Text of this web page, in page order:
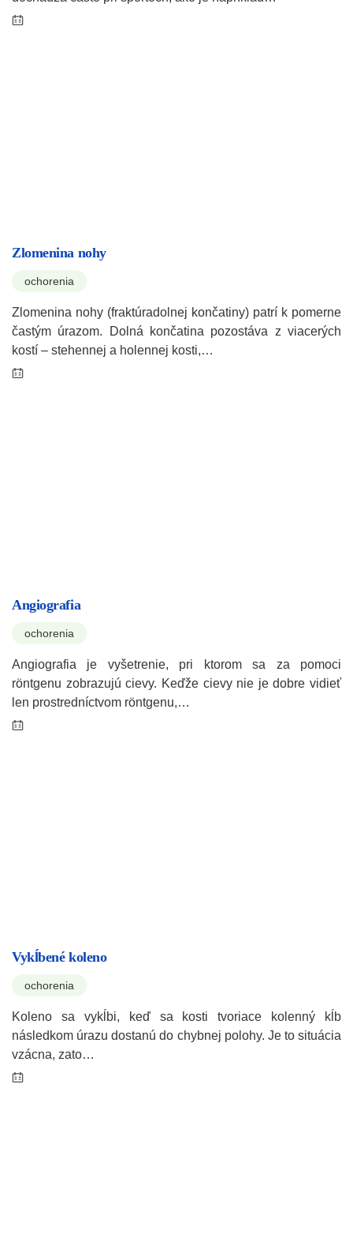
Zlomenina nohy
ochorenia
Zlomenina nohy (fraktúradolnej končatiny) patrí k pomerne
častým úrazom. Dolná končatina pozostáva z viacerých
kostí – stehennej a holennej kosti,…
Angiografia
ochorenia
Angiografia je vyšetrenie, pri ktorom sa za pomoci
röntgenu zobrazujú cievy. Keďže cievy nie je dobre vidieť
len prostredníctvom röntgenu,…
Vykĺbené koleno
ochorenia
Koleno sa vykĺbi, keď sa kosti tvoriace kolenný kĺb
následkom úrazu dostanú do chybnej polohy. Je to situácia
vzácna, zato…